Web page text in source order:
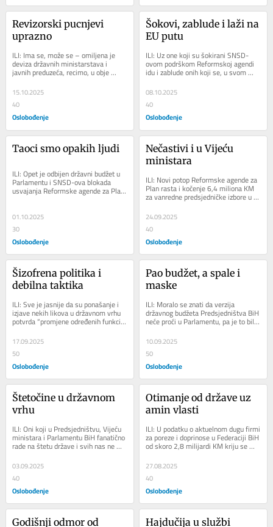
Revizorski pucnjevi
uprazno
ILI: Ima se, može se – omiljena je
deviza državnih ministarstava i
javnih preduzeća, recimo, u obje
elektroprivrede u Federaciji, pa, očito,
ne...
15.10.2025
40
Oslobođenje
Šokovi, zablude i laži na
EU putu
ILI: Uz one koji su šokirani SNSD-
ovom podrškom Reformskoj agendi
idu i zablude onih koji se, u svom
notornom neznanju, i dalje zanose
lakoćom u...
08.10.2025
40
Oslobođenje
Taoci smo opakih ljudi
ILI: Opet je odbijen državni budžet u
Parlamentu i SNSD-ova blokada
usvajanja Reformske agende za Plan
rasta u Vijeću ministara posve se
01.10.2025
30
Oslobođenje
Nečastivi i u Vijeću
ministara
ILI: Novi potop Reformske agende za
Plan rasta i kočenje 6,4 miliona KM
za vanredne predsjedničke izbore u
RS-u, nastavak su hajdučke
državne...
24.09.2025
40
Oslobođenje
Šizofrena politika i
debilna taktika
ILI: Sve je jasnije da su ponašanje i
izjave nekih likova u državnom vrhu
potvrda “promjene određenih funkcija
mozga”, što je jedan od...
17.09.2025
50
Oslobođenje
Pao budžet, a spale i
maske
ILI: Moralo se znati da verzija
državnog budžeta Predsjedništva BiH
neće proći u Parlamentu, pa je to bilo
korisno testiranje onih koji su u...
10.09.2025
50
Oslobođenje
Štetočine u državnom
vrhu
ILI: Oni koji u Predsjedništvu, Vijeću
ministara i Parlamentu BiH fanatično
rade na štetu države i svih nas ne
03.09.2025
40
Oslobođenje
Otimanje od države uz
amin vlasti
ILI: U podatku o aktuelnom dugu firmi
za poreze i doprinose u Federaciji BiH
od skoro 2,8 milijardi KM kriju se
odgovori na mnoga pitanja, ne samo
na...
27.08.2025
40
Oslobođenje
Godišnji odmor od
Hajdučija u službi